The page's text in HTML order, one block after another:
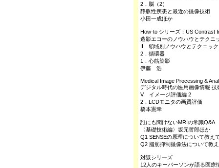
2．脳（2）
静脈性疾患と最近の撮像技術
小田一成ほか
How-to シリーズ：US Contrast
造影エコーのノウハウとテクニ
II 領域別ノウハウとテクニック
2．循環器
1．心筋染影
伊藤 浩
Medical Image Processing &
デジタル時代の医用画像情報 技
V イメージ評価編 2
2．LCDモニタの画質評価
橋本憲幸
誰にも聞けないMRIの常識Q&A
〈基礎技術編〉坂元哲郎ほか
Q1 SENSEの原理について教え
Q2 脂肪抑制撮像法について教
対談シリーズ
12人のキーパーソンが語る医療